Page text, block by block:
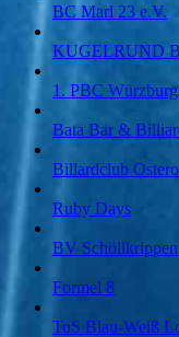
BC Marl 23 e.V.
KUGELRUND
1. PBC
Bata Bar &
Billardclub
Ruby Days
BV Schöllkrippen
Formel 8
TuS Blau-Weiß